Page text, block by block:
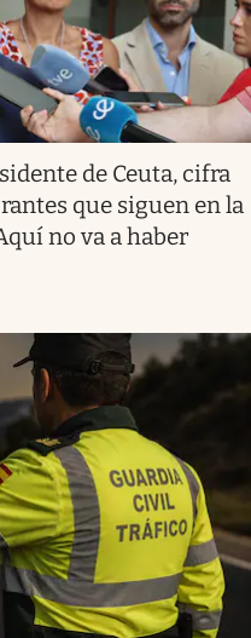
de Ceuta, cifra
que siguen en la
no va a haber